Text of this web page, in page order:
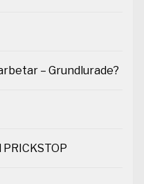
– Grundlurade?